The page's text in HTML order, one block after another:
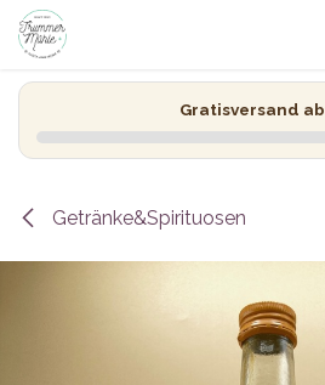
Zum Inhalt springen
Gratisversand ab
Getränke&Spirituosen